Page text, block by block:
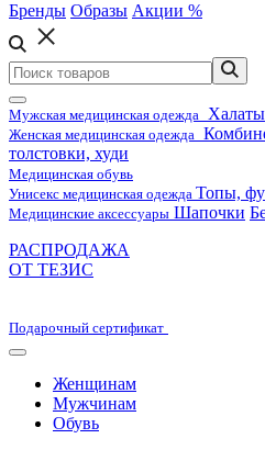
Бренды Образы Акции %
Мужская медицинская одежда Халаты
Женская медицинская одежда
толстовки, худи
Медицинская обувь
Унисекс медицинская одежда Топы,
Медицинские аксессуары Шапочки
РАСПРОДАЖА
ОТ ТЕЗИС
Подарочный сертификат
Женщинам
Мужчинам
Обувь